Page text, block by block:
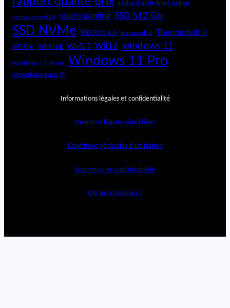
réduction de bruit active
rétroéclairage RGB souris gaming SSD 512 Go
SSD NVMe SSD PCIe 4.0 test produit Thunderbolt 4
Wi-Fi 6 Wi-Fi 6E Wi-Fi 7 WiFi 6 windows 11
Windows 11 Home Windows 11 Pro
écouteurs sans fil
Informations légales et confidentialité
Mentions légales simplifiées
Conditions générales d’utilisation
Anonymat et confidentialité
Qui sommes-nous ?